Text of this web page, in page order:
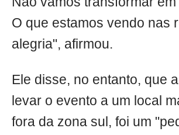
O que estamos vendo nas
alegria", afirmou.
Ele disse, no entanto, que
levar o evento a um local
fora da zona sul, foi um